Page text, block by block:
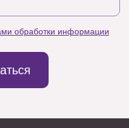
обработки информации